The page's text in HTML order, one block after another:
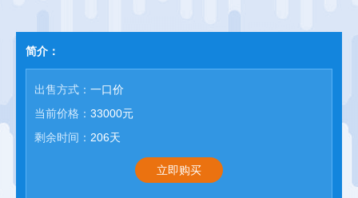
简介：
出售方式：一口价
当前价格：33000元
剩余时间：206天
立即购买